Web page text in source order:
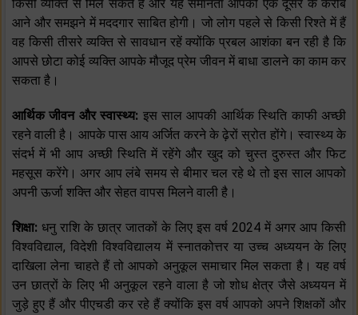
किसी व्यक्ति से मिल सकते हैं और यह समानता आपको एक दूसरे के करीब
आने और समझने में मददगार साबित होगी। जो लोग पहले से किसी रिश्ते में हैं
वह किसी तीसरे व्यक्ति से सावधान रहें क्योंकि प्रबल आशंका बन रही है कि
आपसे छोटा कोई व्यक्ति आपके मौजूद प्रेम जीवन में बाधा डालने का काम कर
सकता है।
आर्थिक जीवन और स्वास्थ्य: इस साल आपकी आर्थिक स्थिति काफी अच्छी
रहने वाली है। आपके पास आय अर्जित करने के ढ़ेरों स्रोत होंगे। स्वास्थ्य के
संदर्भ में भी आप अच्छी स्थिति में रहेंगे और खुद को चुस्त दुरुस्त और फिट
महसूस करेंगे। अगर आप लंबे समय से बीमार चल रहे थे तो इस साल आपको
अपनी ऊर्जा शक्ति और सेहत वापस मिलने वाली है।
शिक्षा: धनु राशि के छात्र जातकों के लिए इस वर्ष 2024 में अगर आप किसी
विश्वविद्याल, विदेशी विश्वविद्यालय में स्नातकोत्तर या उच्च अध्ययन के लिए
दाखिला लेना चाहते हैं तो आपको अनुकूल समाचार मिल सकता है। यह वर्ष
उन छात्रों के लिए भी अनुकूल रहने वाला है जो शोध क्षेत्र जैसे अध्ययन में
जुड़े हुए हैं और पीएचडी कर रहे हैं क्योंकि इस वर्ष आपको अपने शिक्षकों और